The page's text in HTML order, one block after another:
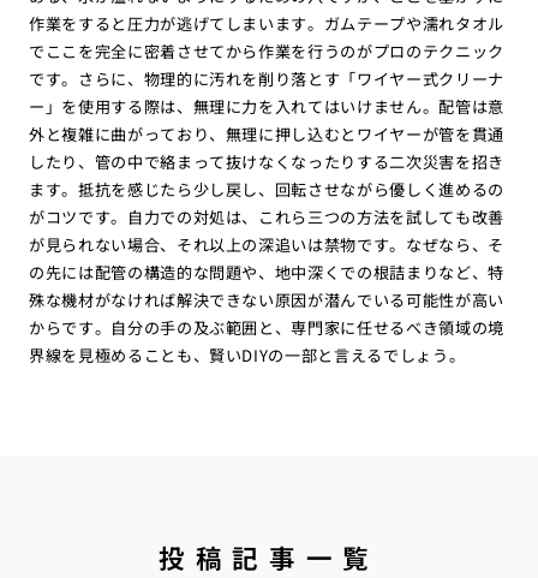
作業をすると圧力が逃げてしまいます。ガムテープや濡れタオル
でここを完全に密着させてから作業を行うのがプロのテクニック
です。さらに、物理的に汚れを削り落とす「ワイヤー式クリーナ
ー」を使用する際は、無理に力を入れてはいけません。配管は意
外と複雑に曲がっており、無理に押し込むとワイヤーが管を貫通
したり、管の中で絡まって抜けなくなったりする二次災害を招き
ます。抵抗を感じたら少し戻し、回転させながら優しく進めるの
がコツです。自力での対処は、これら三つの方法を試しても改善
が見られない場合、それ以上の深追いは禁物です。なぜなら、そ
の先には配管の構造的な問題や、地中深くでの根詰まりなど、特
殊な機材がなければ解決できない原因が潜んでいる可能性が高い
からです。自分の手の及ぶ範囲と、専門家に任せるべき領域の境
界線を見極めることも、賢いDIYの一部と言えるでしょう。
投稿記事一覧